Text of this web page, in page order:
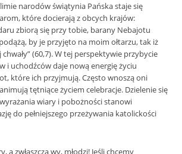
narodów świątynia Pańska staje się
które docierają z obcych krajów:
zbiorą się przy tobie, barany Nebajotu
by je przyjęto na moim ołtarzu, tak iż
(60,7). W tej perspektywie przybycie
i uchodźców daje nową energię życiu
które ich przyjmują. Często wnoszą oni
tętniące życiem celebracje. Dzielenie się
wiary i pobożności stanowi
do pełniejszego przeżywania katolickości
a zwłaszcza wy, młodzi! Jeśli chcemy